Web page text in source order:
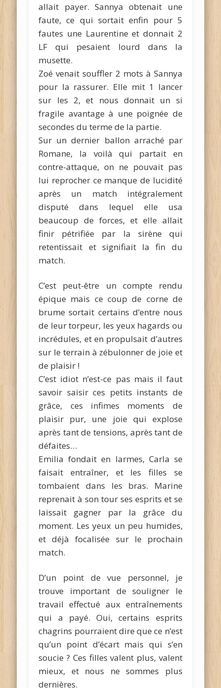
allait payer. Sannya obtenait une
faute, ce qui sortait enfin pour 5
fautes une Laurentine et donnait 2
LF qui pesaient lourd dans la
musette.
Zoé venait souffler 2 mots à Sannya
pour la rassurer. Elle mit 1 lancer
sur les 2, et nous donnait un si
fragile avantage à une poignée de
secondes du terme de la partie.
Sur un dernier ballon arraché par
Romane, la voilà qui partait en
contre-attaque, on ne pouvait pas
lui reprocher ce manque de lucidité
après un match intégralement
disputé dans lequel elle usa
beaucoup de forces, et elle allait
finir pétrifiée par la sirène qui
retentissait et signifiait la fin du
match.
C’est peut-être un compte rendu
épique mais ce coup de corne de
brume sortait certains d’entre nous
de leur torpeur, les yeux hagards ou
incrédules, et en propulsait d’autres
sur le terrain à zébulonner de joie et
de plaisir !
C’est idiot n’est-ce pas mais il faut
savoir saisir ces petits instants de
grâce, ces infimes moments de
plaisir pur, une joie qui explose
après tant de tensions, après tant de
défaites…
Emilia fondait en larmes, Carla se
faisait entraîner, et les filles se
tombaient dans les bras. Marine
reprenait à son tour ses esprits et se
laissait gagner par la grâce du
moment. Les yeux un peu humides,
et déjà focalisée sur le prochain
match.
D’un point de vue personnel, je
trouve important de souligner le
travail effectué aux entraînements
qui a payé. Oui, certains esprits
chagrins pourraient dire que ce n’est
qu’un point d’écart mais qui s’en
soucie ? Ces filles valent plus, valent
mieux, et nous ne sommes plus
dernières.